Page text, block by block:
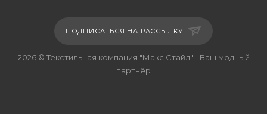
ПОДПИСАТЬСЯ НА РАССЫЛКУ
2026 © Текстильная компания "Макс Стайл" - Ваш модный
партнёр